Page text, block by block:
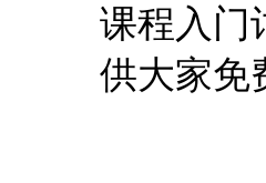
课程入门
供大家免